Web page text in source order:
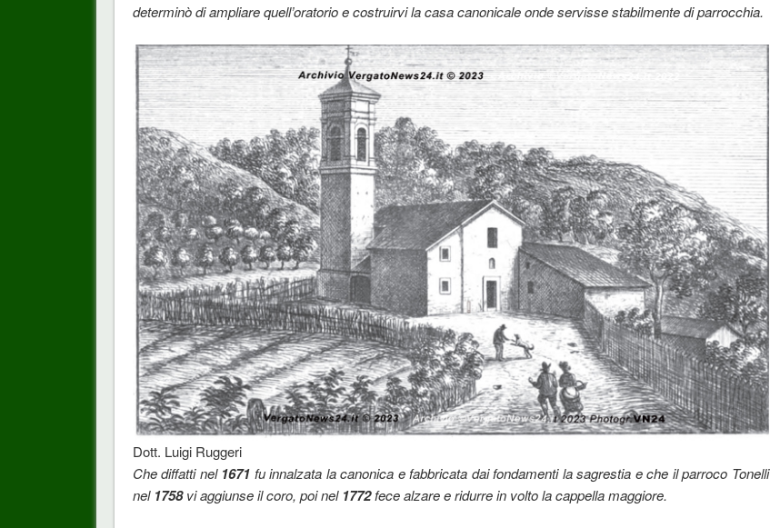
determinò di ampliare quell’oratorio e costruirvi la casa canonicale onde servisse stabilmente di parrocchia.
Dott. Luigi Ruggeri
Che diffatti nel 1671 fu innalzata la canonica e fabbricata dai fondamenti la sagrestia e che il parroco Tonelli
nel 1758vi aggiunse il coro, poi nel 1772fece alzare e ridurre in volto la cappella maggiore.